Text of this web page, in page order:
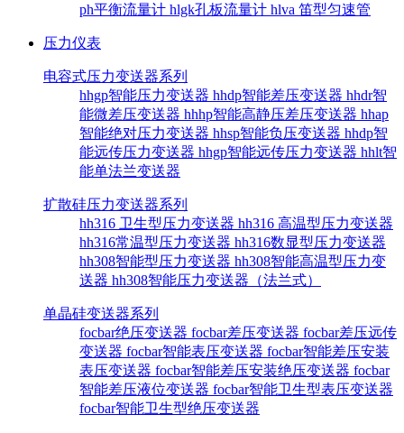
ph平衡流量计 hlgk孔板流量计 hlva 笛型匀速管
压力仪表
电容式压力变送器系列
hhgp智能压力变送器 hhdp智能差压变送器 hhdr智
能微差压变送器 hhhp智能高静压差压变送器 hhap
智能绝对压力变送器 hhsp智能负压变送器 hhdp智
能远传压力变送器 hhgp智能远传压力变送器 hhlt智
能单法兰变送器
扩散硅压力变送器系列
hh316 卫生型压力变送器 hh316 高温型压力变送器
hh316常温型压力变送器 hh316数显型压力变送器
hh308智能型压力变送器 hh308智能高温型压力变
送器 hh308智能压力变送器（法兰式）
单晶硅变送器系列
focbar绝压变送器 focbar差压变送器 focbar差压远传
变送器 focbar智能表压变送器 focbar智能差压安装
表压变送器 focbar智能差压安装绝压变送器 focbar
智能差压液位变送器 focbar智能卫生型表压变送器
focbar智能卫生型绝压变送器